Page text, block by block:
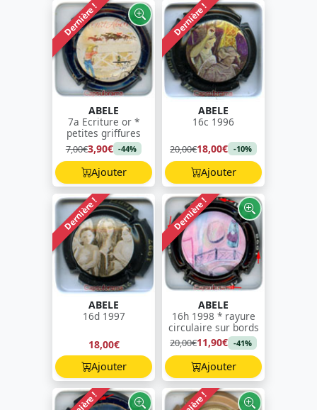
Dernière !
ABELE
7a Ecriture or *
petites griffures
7,00€3,90€ -44%
Ajouter
Dernière !
ABELE
16c 1996
20,00€18,00€ -10%
Ajouter
Dernière !
ABELE
16d 1997
18,00€
Ajouter
Dernière !
ABELE
16h 1998 * rayure
circulaire sur bords
20,00€11,90€ -41%
Ajouter